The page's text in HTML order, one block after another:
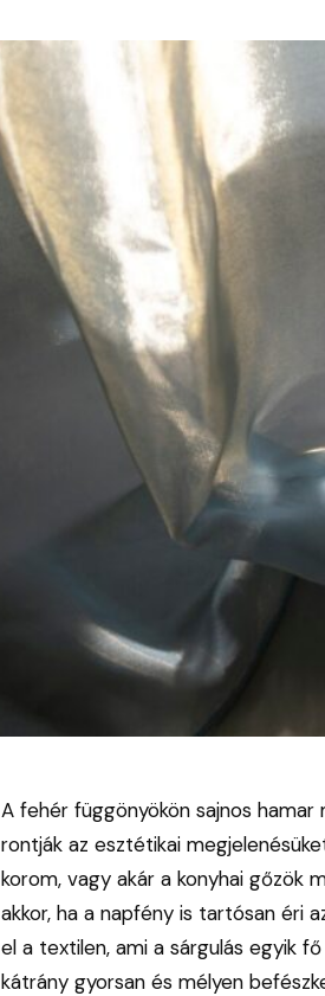
A fehér függönyökön sajnos
rontják az esztétikai
korom, vagy akár a konyhai gőzök
akkor, ha a napfény is tartósan éri
el a textilen, ami a sárgulás egyik
kátrány gyorsan és mélyen